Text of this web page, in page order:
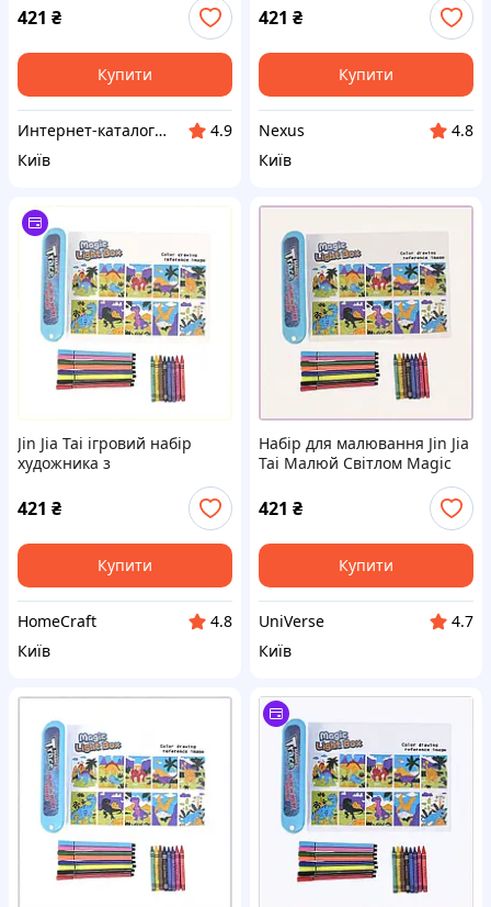
(243550414), 88K33E0B95
421 ₴
Купити
Интерн​ет-кат​а​л​ог ск​​и​до​к "GALANTI"
4.9
Київ
(243550414), 883C30AE95
421 ₴
Купити
Nexus
4.8
Київ
Jin Jia Tai ігровий набір
художника з
ультрафіолетовим ефектом,
8X8330E95
421 ₴
Купити
HomeCraft
4.8
Київ
Набір для малювання Jin Jia
Tai Малюй Світлом Magic
(243550414), 883X309M5
421 ₴
Купити
UniVerse
4.7
Київ